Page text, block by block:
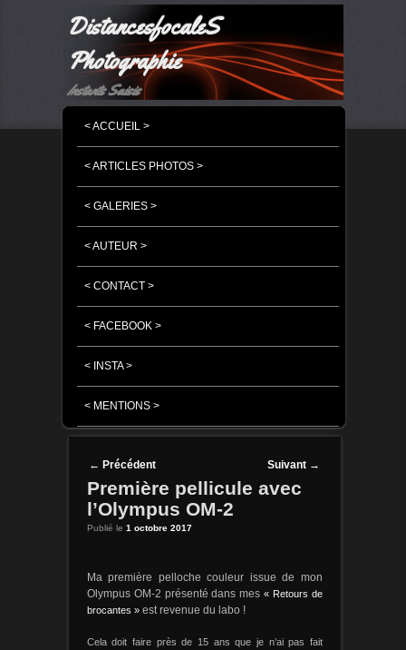
DistancesfocaleS
Photographie
Instants Saisis
MASQUER LA NAVIGATION PRINCIPALE
MASQUER LA NAVIGATION SECONDAIRE
< ACCUEIL >
< ARTICLES PHOTOS >
< GALERIES >
< AUTEUR >
< CONTACT >
< FACEBOOK >
< INSTA >
< MENTIONS >
Post navigation
← Précédent Suivant →
Première pellicule avec
l’Olympus OM-2
Publié le 1 octobre 2017
Ma première pelloche couleur issue de mon
Olympus OM-2 présenté dans mes« Retours de
brocantes »est revenue du labo !
Cela doit faire près de 15 ans que je n’ai pas fait